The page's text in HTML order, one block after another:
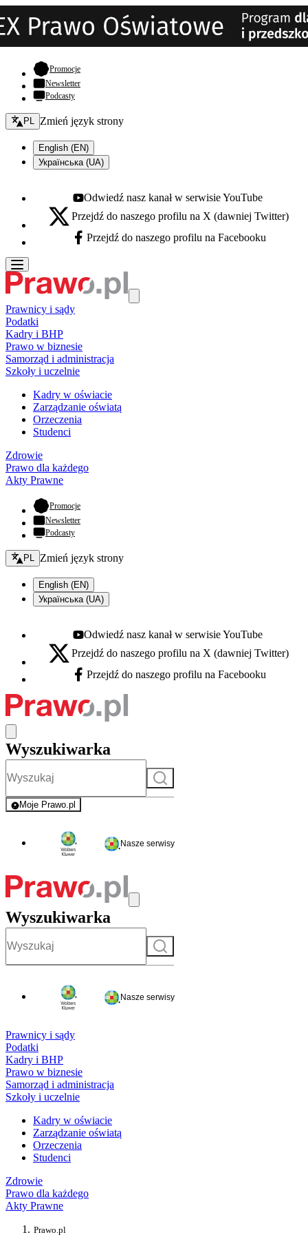
Promocje- otwiera się w nowej karcie
Newsletter
Podcasty
Zmień język - bieżący:
PL Zmień język strony
English (EN)
Українська (UA)
Youtube - otwiera się w nowej karcie
Odwiedź nasz kanał w serwisie YouTube
X - otwiera się w nowej karcie
Przejdź do naszego profilu na X (dawniej Twitter)
Facebook - otwiera się w nowej karcie
Przejdź do naszego profilu na Facebooku
Prawnicy i sądy
Podatki
Kadry i BHP
Prawo w biznesie
Samorząd i administracja
Szkoły i uczelnie
Kadry w oświacie
Zarządzanie oświatą
Orzeczenia
Studenci
Zdrowie
Prawo dla każdego
Akty Prawne
Promocje- otwiera się w nowej karcie
Newsletter
Podcasty
Zmień język - bieżący:
PL Zmień język strony
English (EN)
Українська (UA)
Youtube - otwiera się w nowej karcie
Odwiedź nasz kanał w serwisie YouTube
X - otwiera się w nowej karcie
Przejdź do naszego profilu na X (dawniej Twitter)
Facebook - otwiera się w nowej karcie
Przejdź do naszego profilu na Facebooku
Wyszukiwarka
Szukaj
Moje Prawo.pl
- rejestracja i logowanie do serwisu
Nasze serwisy
Wyszukiwarka
Szukaj
Nasze serwisy
Prawnicy i sądy
Podatki
Kadry i BHP
Prawo w biznesie
Samorząd i administracja
Szkoły i uczelnie
Kadry w oświacie
Zarządzanie oświatą
Orzeczenia
Studenci
Zdrowie
Prawo dla każdego
Akty Prawne
Prawo.pl